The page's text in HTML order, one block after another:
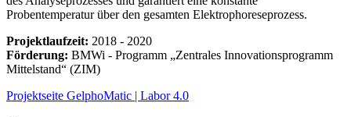
Probentemperatur über den gesamten Elektrophoreseprozess.
Projektlaufzeit: 2018 - 2020
Förderung: BMWi ‐ Programm „Zentrales Innovationsprogramm
Mittelstand“ (ZIM)
Projektseite GelphoMatic | Labor 4.0